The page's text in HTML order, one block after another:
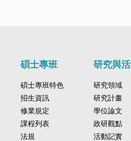
碩士專班
碩士專班特色
招生資訊
修業規定
課程列表
法規
研究與
研究領域
研究計畫
學位論文
政研觀點
活動記實